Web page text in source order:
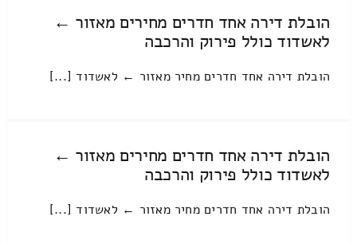
הובלת דירה אחד חדרים מחירים מאזור ←
לאשדוד כולל פירוק והרכבה
הובלת דירה אחד חדרים מחיר מאזור ← לאשדוד [...]
הובלת דירה אחד חדרים מחירים מאזור ←
לאשדוד כולל פירוק והרכבה
הובלת דירה אחד חדרים מחיר מאזור ← לאשדוד [...]